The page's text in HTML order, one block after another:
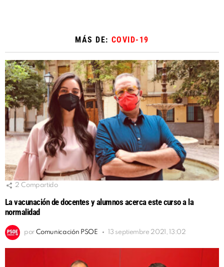
MÁS DE: COVID-19
2 Compartido
La vacunación de docentes y alumnos acerca este curso a la
normalidad
por Comunicación PSOE 13 septiembre 2021, 13:02